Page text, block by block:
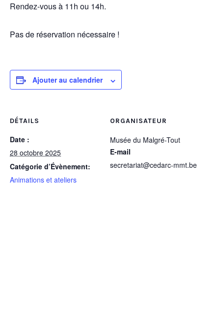
Rendez-vous à 11h ou 14h.
Pas de réservation nécessaire !
Ajouter au calendrier
DÉTAILS
Date :
28 octobre 2025
Catégorie d’Évènement:
Animations et ateliers
ORGANISATEUR
Musée du Malgré-Tout
E-mail
secretariat@cedarc-mmt.be